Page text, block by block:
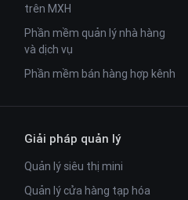
trên MXH
Phần mềm quản lý nhà hàng
và dịch vụ
Phần mềm bán hàng hợp kênh
Giải pháp quản lý
Quản lý siêu thị mini
Quản lý cửa hàng tạp hóa